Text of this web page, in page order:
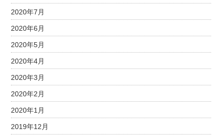
2020年7月
2020年6月
2020年5月
2020年4月
2020年3月
2020年2月
2020年1月
2019年12月